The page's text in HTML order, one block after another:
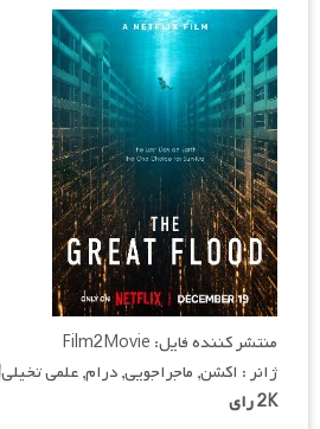
منتشر کننده فایل: Film2Movie
ژانر : اکشن, ماجراجویی, درام, علمی تخیلی
2K رای